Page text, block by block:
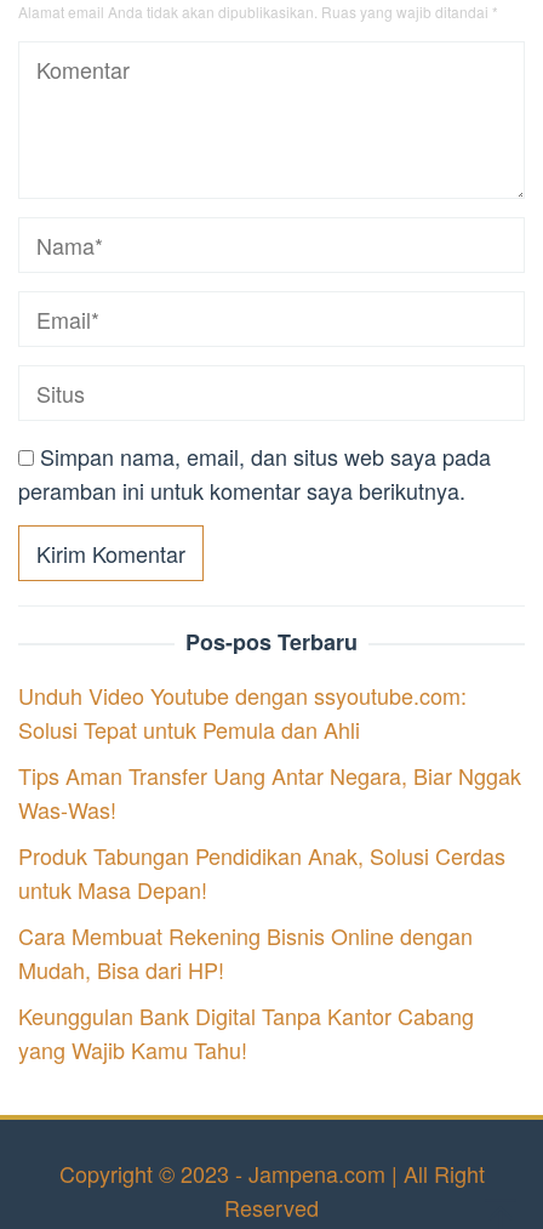
Alamat email Anda tidak akan dipublikasikan. Ruas yang wajib ditandai *
Simpan nama, email, dan situs web saya pada
peramban ini untuk komentar saya berikutnya.
Pos-pos Terbaru
Unduh Video Youtube dengan ssyoutube.com:
Solusi Tepat untuk Pemula dan Ahli
Tips Aman Transfer Uang Antar Negara, Biar Nggak
Was-Was!
Produk Tabungan Pendidikan Anak, Solusi Cerdas
untuk Masa Depan!
Cara Membuat Rekening Bisnis Online dengan
Mudah, Bisa dari HP!
Keunggulan Bank Digital Tanpa Kantor Cabang
yang Wajib Kamu Tahu!
Copyright © 2023 - Jampena.com | All Right
Reserved